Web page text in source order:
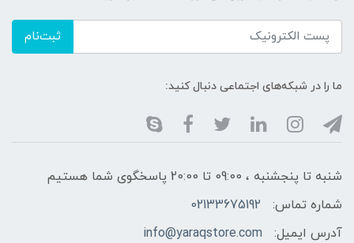
ثبت‌نام
ما را در شبکه‌های اجتماعی دنبال کنید:
شنبه تا پنجشنبه ، 09:00 تا 20:00 پاسخگوی شما هستیم
شماره تماس:
02133675192
آدرس ایمیل:
info@yaraqstore.com